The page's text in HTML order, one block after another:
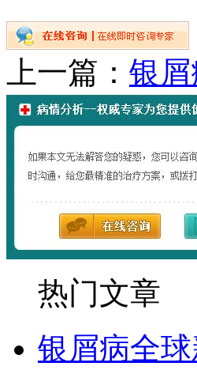
上一篇： 银
热门文章
银屑病全